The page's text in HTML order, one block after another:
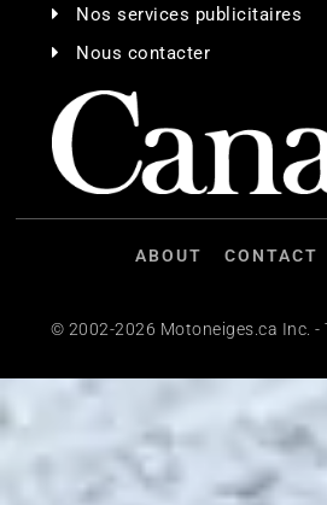
Nos services publicitaires
Nous contacter
ABOUT CONTACT
© 2002-2026 Motoneiges.ca Inc. -